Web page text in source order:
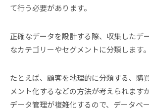
て行う必要があります。
正確なデータを設計する際、収集したデ
なカテゴリーやセグメントに分類します。
たとえば、顧客を地理的に分類する、購
メント化するなどの方法が考えられます
データ管理が複雑化するので、データベ